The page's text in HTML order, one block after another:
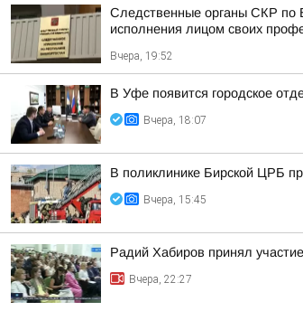
Следственные органы СКР по
исполнения лицом своих
Вчера, 19:52
В Уфе появится городское
Вчера, 18:07
В поликлинике Бирской ЦРБ
Вчера, 15:45
Радий Хабиров принял
Вчера, 22:27